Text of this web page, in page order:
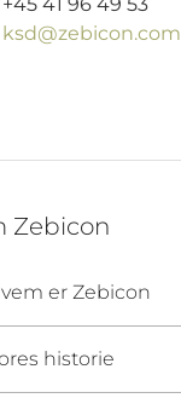
ksd@zebicon.com
Zebicon
er Zebicon
historie